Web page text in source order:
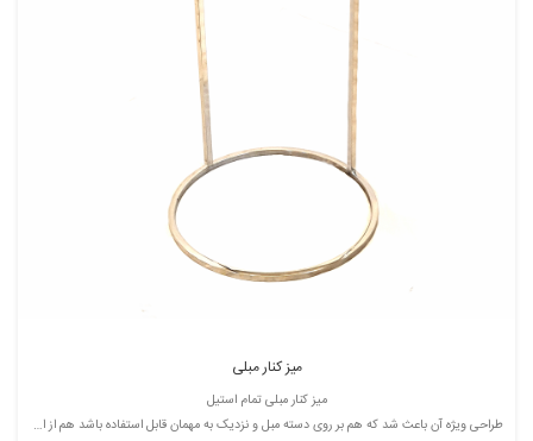
میز کنار مبلی
میز کنار مبلی تمام استیل
طراحی ویژه آن باعث شد که هم بر روی دسته مبل و نزدیک به مهمان قابل استفاده باشد هم از ایستایی خوبی برخوردار باشد. این میز رو می توان به طور سفارشی در رنک طلایی هم سفارش داد این کالا در حال حاضر در دیجی کالا قابل سفارش نیست و فقط سفارش از طریق سایت پرشیا سازه یا تماس تلفنی پذیرفته می شود